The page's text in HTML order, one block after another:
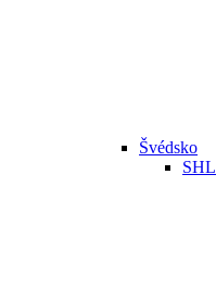
Švédsko
SHL